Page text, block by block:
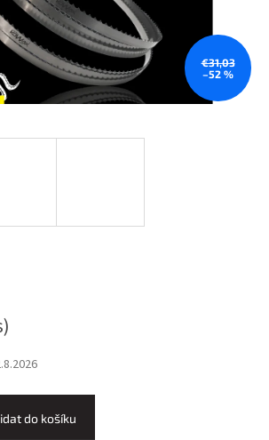
€31,03
–52 %
do košíku